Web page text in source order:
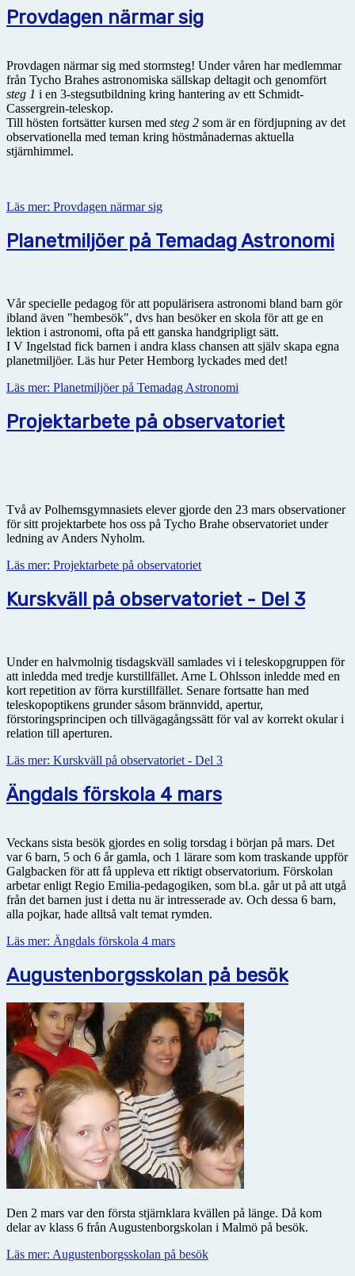
Provdagen närmar sig
Provdagen närmar sig med stormsteg! Under våren har medlemmar
från Tycho Brahes astronomiska sällskap deltagit och genomfört
steg 1 i en 3-stegsutbildning kring hantering av ett Schmidt-
Cassergrein-teleskop.
Till hösten fortsätter kursen med steg 2 som är en fördjupning av det
observationella med teman kring höstmånadernas aktuella
stjärnhimmel.
Läs mer: Provdagen närmar sig
Planetmiljöer på Temadag Astronomi
Vår specielle pedagog för att populärisera astronomi bland barn gör
ibland även "hembesök", dvs han besöker en skola för att ge en
lektion i astronomi, ofta på ett ganska handgripligt sätt.
I V Ingelstad fick barnen i andra klass chansen att själv skapa egna
planetmiljöer. Läs hur Peter Hemborg lyckades med det!
Läs mer: Planetmiljöer på Temadag Astronomi
Projektarbete på observatoriet
Två av Polhemsgymnasiets elever gjorde den 23 mars observationer
för sitt projektarbete hos oss på Tycho Brahe observatoriet under
ledning av Anders Nyholm.
Läs mer: Projektarbete på observatoriet
Kurskväll på observatoriet - Del 3
Under en halvmolnig tisdagskväll samlades vi i teleskopgruppen för
att inledda med tredje kurstillfället. Arne L Ohlsson inledde med en
kort repetition av förra kurstillfället. Senare fortsatte han med
teleskopoptikens grunder såsom brännvidd, apertur,
förstoringsprincipen och tillvägagångssätt för val av korrekt okular i
relation till aperturen.
Läs mer: Kurskväll på observatoriet - Del 3
Ängdals förskola 4 mars
Veckans sista besök gjordes en solig torsdag i början på mars. Det
var 6 barn, 5 och 6 år gamla, och 1 lärare som kom traskande uppför
Galgbacken för att få uppleva ett riktigt observatorium. Förskolan
arbetar enligt Regio Emilia-pedagogiken, som bl.a. går ut på att utgå
från det barnen just i detta nu är intresserade av. Och dessa 6 barn,
alla pojkar, hade alltså valt temat rymden.
Läs mer: Ängdals förskola 4 mars
Augustenborgsskolan på besök
Den 2 mars var den första stjärnklara kvällen på länge. Då kom
delar av klass 6 från Augustenborgskolan i Malmö på besök.
Läs mer: Augustenborgsskolan på besök